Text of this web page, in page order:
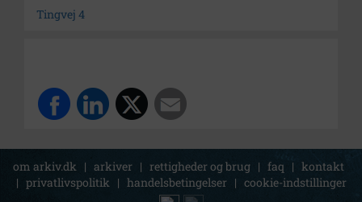
Tingvej 4
om arkiv.dk | arkiver | rettigheder og brug | faq | kontakt
| privatlivspolitik | handelsbetingelser | cookie-indstillinger